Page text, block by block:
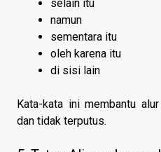
selain itu
namun
sementara itu
oleh karena itu
di sisi lain
Kata-kata ini membantu
dan tidak terputus.